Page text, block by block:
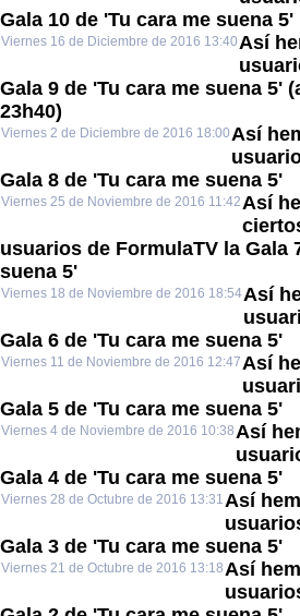
Gala 10 de 'Tu cara me suena 5'
Viernes 16 de Diciembre de 2016 13:40Así
Gala 9 de 'Tu cara me suena 5'
23h40)
Viernes 2 de Diciembre de 2016 18:00Así
Gala 8 de 'Tu cara me suena 5'
Viernes 25 de Noviembre de 2016 11:42Así
usuarios de FormulaTV la Gala
suena 5'
Viernes 18 de Noviembre de 2016 18:54Así
Gala 6 de 'Tu cara me suena 5'
Viernes 11 de Noviembre de 2016 12:47Así
Gala 5 de 'Tu cara me suena 5'
Viernes 4 de Noviembre de 2016 10:38Así
Gala 4 de 'Tu cara me suena 5'
Viernes 28 de Octubre de 2016 13:31Así
Gala 3 de 'Tu cara me suena 5'
Viernes 21 de Octubre de 2016 13:18Así